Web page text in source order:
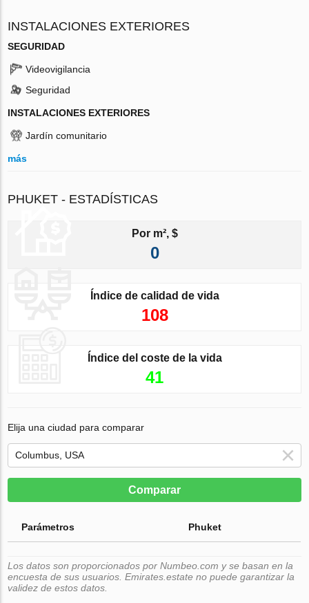
INSTALACIONES EXTERIORES
SEGURIDAD
Videovigilancia
Seguridad
INSTALACIONES EXTERIORES
Jardín comunitario
más
PHUKET - ESTADÍSTICAS
Por m², $
0
Índice de calidad de vida
108
Índice del coste de la vida
41
Elija una ciudad para comparar
Comparar
Parámetros Phuket
Los datos son proporcionados por Numbeo.com y se basan en la
encuesta de sus usuarios. Emirates.estate no puede garantizar la
validez de estos datos.